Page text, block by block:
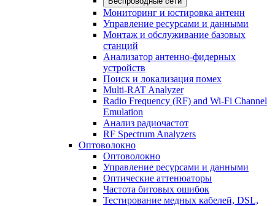
Мониторинг и юстировка антенн
Управление ресурсами и данными
Монтаж и обслуживание базовых
станций
Анализатор антенно-фидерных
устройств
Поиск и локализация помех
Multi-RAT Analyzer
Radio Frequency (RF) and Wi-Fi Channel
Emulation
Анализ радиочастот
RF Spectrum Analyzers
Оптоволокно
Оптоволокно
Управление ресурсами и данными
Оптические aттенюаторы
Частота битовых ошибок
Тестирование медных кабелей, DSL,